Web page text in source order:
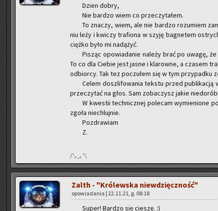
Dzien dobry,
Nie bar­dzo wiem co prze­czy­ta­łem.
To zna­czy, wiem, ale nie bar­dzo ro­zu­miem
niu leży i kwi­czy tra­fio­na w szyję ba­gne­tem
cięż­ko było mi na­dą­żyć.
Pi­sząc opo­wia­da­nie na­le­ży brać po uwagę,
To co dla Cie­bie jest jasne i kla­row­ne, a cza­sem
od­bior­cy. Tak tez po­czu­łem się w tym przy­pad­ku
Celem do­szli­fo­wa­nia tek­stu przed pu­bli­ka­cją
prze­czy­tać na głos. Sam zo­ba­czysz jakie
W kwe­stii tech­nicz­nej po­le­cam wy­mie­nio­ne
zgoła nie­chluj­nie.
Po­zdra­wiam
Z.
/ᐠ｡ꞈ｡ᐟ\
Zalth - "Kró­lew­ska nie­wdzięcz­ność"
opo­wia­da­nia | 22.11.21, g. 08:18
Super! Bar­dzo się cie­szę. :)